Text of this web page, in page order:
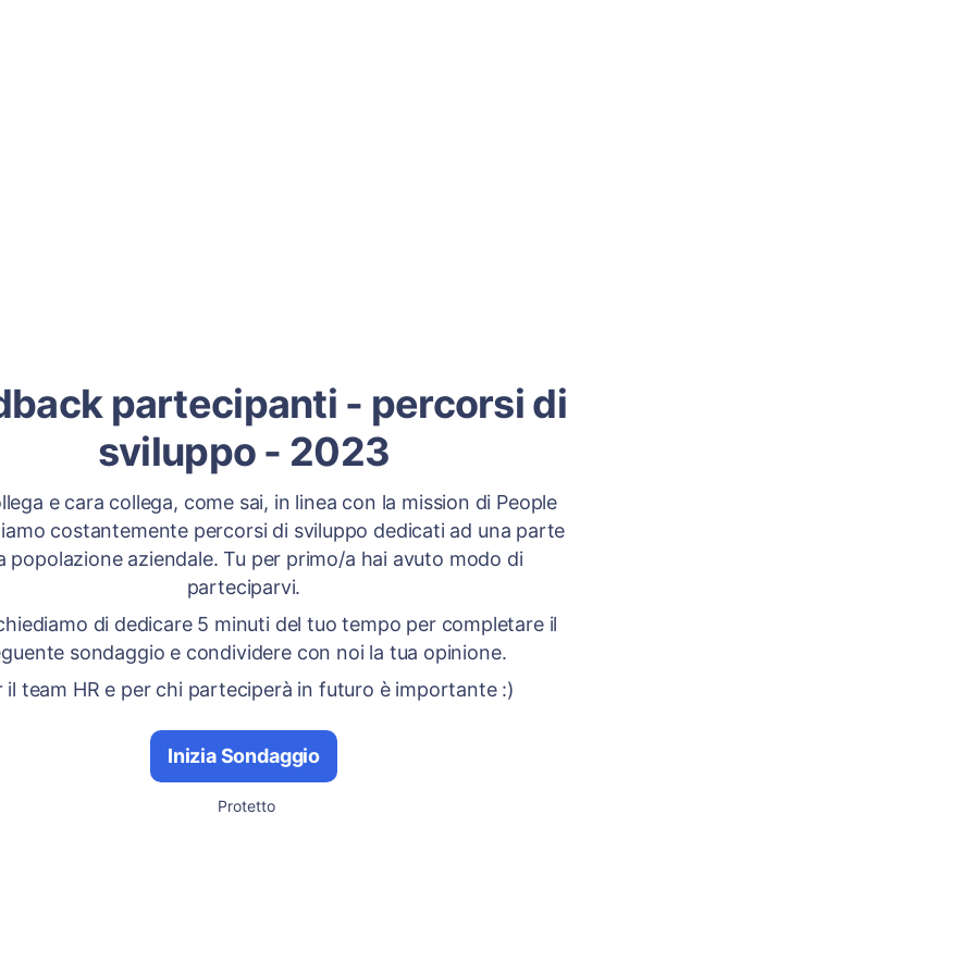
partecipanti - percorsi di
sviluppo - 2023
e cara collega, come sai, in linea con la mission di People
costantemente percorsi di sviluppo dedicati ad una parte
popolazione aziendale. Tu per primo/a hai avuto modo di
parteciparvi.
di dedicare 5 minuti del tuo tempo per completare il
sondaggio e condividere con noi la tua opinione.
il team HR e per chi parteciperà in futuro è importante :)
Inizia Sondaggio
Protetto